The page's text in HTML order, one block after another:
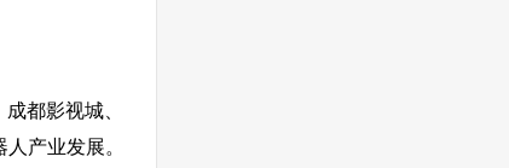
都影视城、
产业发展。